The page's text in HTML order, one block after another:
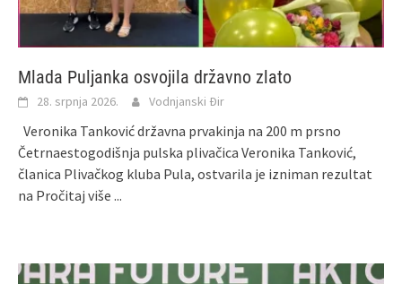
Mlada Puljanka osvojila državno zlato
28. srpnja 2026. Vodnjanski Đir
Veronika Tanković državna prvakinja na 200 m prsno
Četrnaestogodišnja pulska plivačica Veronika Tanković,
članica Plivačkog kluba Pula, ostvarila je izniman rezultat
na Pročitaj više ...